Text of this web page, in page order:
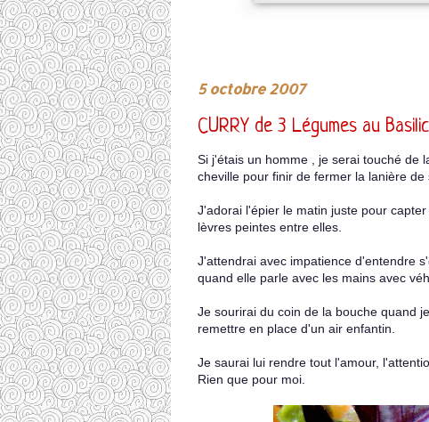
5 octobre 2007
CURRY de 3 Légumes au
Si j'étais un homme , je serai touché de
cheville pour finir de fermer la lanière de
J'adorai l'épier le matin juste pour
lèvres peintes entre elles.
J'attendrai avec impatience d'entendre
quand elle parle avec les mains avec
Je sourirai du coin de la bouche quand
remettre en place d'un air enfantin.
Je saurai lui rendre tout l'amour,
Rien que pour moi.